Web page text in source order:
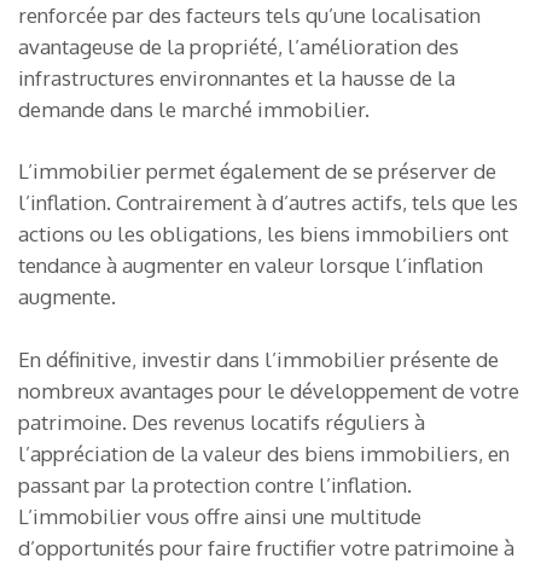
renforcée par des facteurs tels qu’une localisation
avantageuse de la propriété, l’amélioration des
infrastructures environnantes et la hausse de la
demande dans le marché immobilier.
L’immobilier permet également de se préserver de
l’inflation. Contrairement à d’autres actifs, tels que les
actions ou les obligations, les biens immobiliers ont
tendance à augmenter en valeur lorsque l’inflation
augmente.
En définitive, investir dans l’immobilier présente de
nombreux avantages pour le développement de votre
patrimoine. Des revenus locatifs réguliers à
l’appréciation de la valeur des biens immobiliers, en
passant par la protection contre l’inflation.
L’immobilier vous offre ainsi une multitude
d’opportunités pour faire fructifier votre patrimoine à